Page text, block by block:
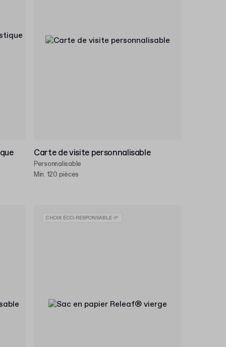
Carte de visite personnalisable
Personnalisable
Min. 120 pièces
CHOIX ÉCO-RESPONSABLE 🌱